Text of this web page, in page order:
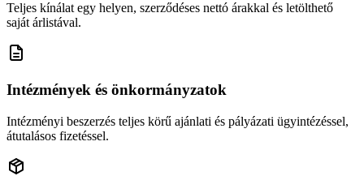
Teljes kínálat egy helyen, szerződéses nettó árakkal és letölthető
saját árlistával.
Intézmények és önkormányzatok
Intézményi beszerzés teljes körű ajánlati és pályázati ügyintézéssel,
átutalásos fizetéssel.